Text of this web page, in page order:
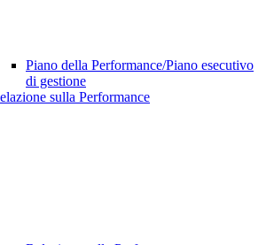
Piano della Performance/Piano esecutivo
di gestione
sulla Performance